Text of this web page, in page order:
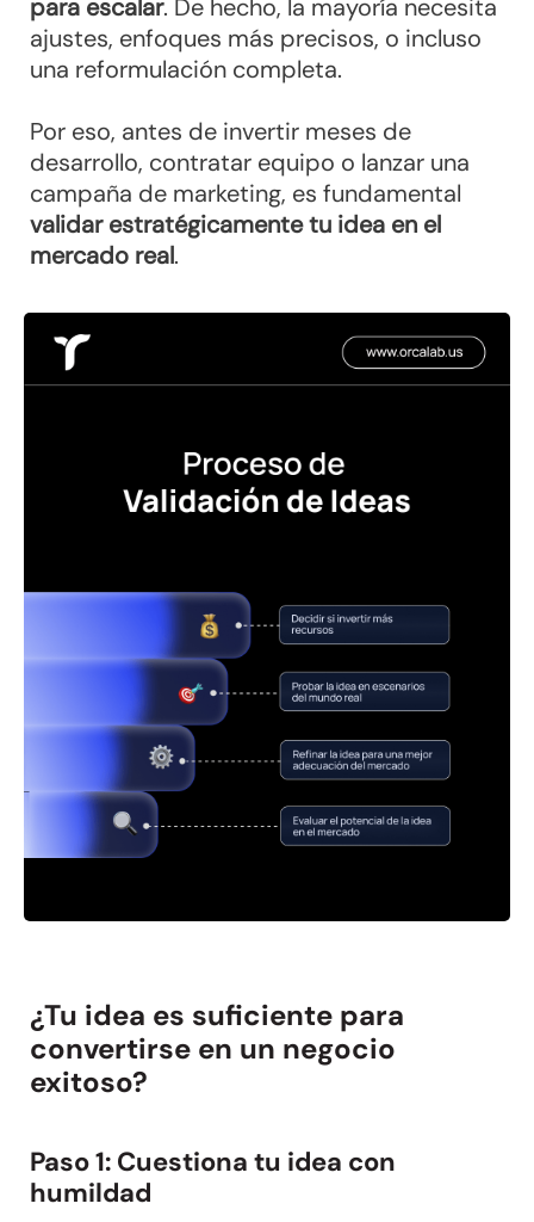
para escalar. De hecho, la mayoría necesita
ajustes, enfoques más precisos, o incluso
una reformulación completa.
Por eso, antes de invertir meses de
desarrollo, contratar equipo o lanzar una
campaña de marketing, es fundamental
validar estratégicamente tu idea en el
mercado real.
¿Tu idea es suficiente para
convertirse en un negocio
exitoso?
Paso 1: Cuestiona tu idea con
humildad